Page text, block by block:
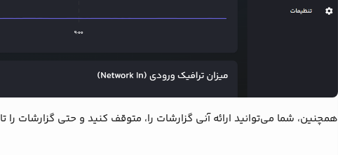
همچنین، شما می‌توانید ارائه آنی گزارشات را، متوقف کنید و حتی گزارشات را تا 60 روز گذشته، مشاهده بفرمایید.